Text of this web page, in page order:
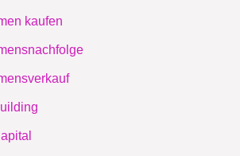
kaufen